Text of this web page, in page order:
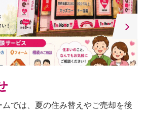
では、夏の住み替えやご売却を後